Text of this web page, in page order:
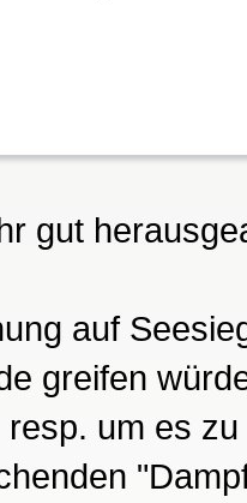
gut
auf
greifen
um es